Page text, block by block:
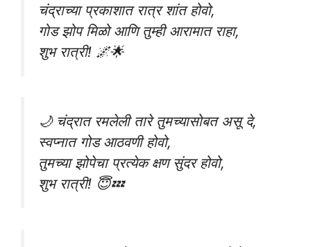
चंद्राच्या प्रकाशात रात्र शांत होवो,
गोड झोप मिळो आणि तुम्ही आरामात राहा,
शुभ रात्री! 🌌🌟
🌙 चंद्रात रमलेली तारे तुमच्यासोबत असू दे,
स्वप्नात गोड आठवणी होवो,
तुमच्या झोपेचा प्रत्येक क्षण सुंदर होवो,
शुभ रात्री! 😇💤